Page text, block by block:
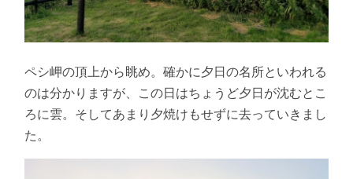
ペシ岬の頂上から眺め。確かに夕日の名所といわれる
のは分かりますが、この日はちょうど夕日が沈むとこ
ろに雲。そしてあまり夕焼けもせずに去っていきまし
た。